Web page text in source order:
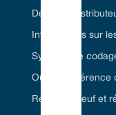
Devenez
Informations sur
Système de
Outil de référence
Remise à neuf et